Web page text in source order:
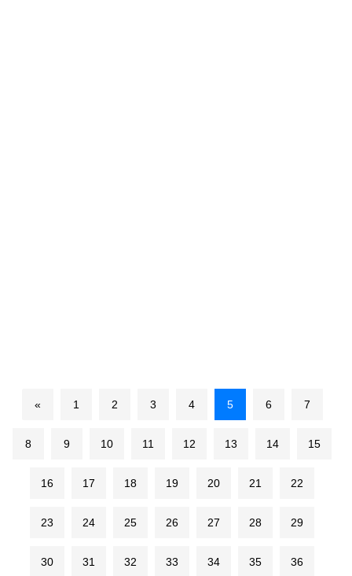
« 1 2 3 4 5 6 7
8 9 10 11 12 13 14 15
16 17 18 19 20 21 22
23 24 25 26 27 28 29
30 31 32 33 34 35 36